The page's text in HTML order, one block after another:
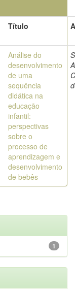
Título
Análise do
desenvolvimento
de uma
sequência
didática na
educação
infantil:
perspectivas
sobre o
processo de
aprendizagem e
desenvolvimento
de bebês
1